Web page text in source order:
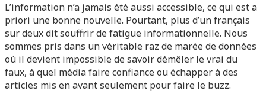
L’information n’a jamais été aussi accessible, ce qui est a
priori une bonne nouvelle. Pourtant, plus d’un français
sur deux dit souffrir de fatigue informationnelle. Nous
sommes pris dans un véritable raz de marée de données
où il devient impossible de savoir démêler le vrai du
faux, à quel média faire confiance ou échapper à des
articles mis en avant seulement pour faire le buzz.